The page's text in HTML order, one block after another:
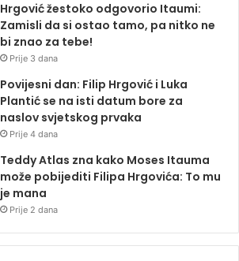
Hrgović žestoko odgovorio Itaumi:
Zamisli da si ostao tamo, pa nitko ne
bi znao za tebe!
Prije 3 dana
Povijesni dan: Filip Hrgović i Luka
Plantić se na isti datum bore za
naslov svjetskog prvaka
Prije 4 dana
Teddy Atlas zna kako Moses Itauma
može pobijediti Filipa Hrgovića: To mu
je mana
Prije 2 dana